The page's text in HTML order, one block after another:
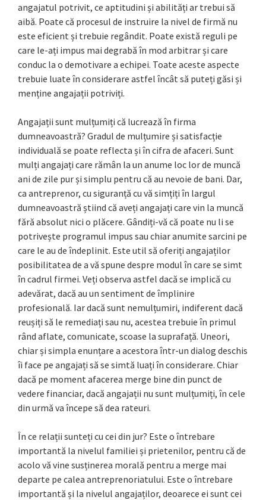
angajatul potrivit, ce aptitudini și abilități ar trebui să
aibă. Poate că procesul de instruire la nivel de firmă nu
este eficient și trebuie regândit. Poate există reguli pe
care le-ați impus mai degrabă în mod arbitrar și care
conduc la o demotivare a echipei. Toate aceste aspecte
trebuie luate în considerare astfel încât să puteți găsi și
menține angajații potriviți.
Angajații sunt mulțumiți că lucrează în firma
dumneavoastră? Gradul de mulțumire și satisfacție
individuală se poate reflecta și în cifra de afaceri. Sunt
mulți angajați care rămân la un anume loc lor de muncă
ani de zile pur și simplu pentru că au nevoie de bani. Dar,
ca antreprenor, cu siguranță cu vă simțiți în largul
dumneavoastră știind că aveți angajați care vin la muncă
fără absolut nici o plăcere. Gândiți-vă că poate nu li se
potrivește programul impus sau chiar anumite sarcini pe
care le au de îndeplinit. Este util să oferiți angajaților
posibilitatea de a vă spune despre modul în care se simt
în cadrul firmei. Veți observa astfel dacă se implică cu
adevărat, dacă au un sentiment de împlinire
profesională. Iar dacă sunt nemulțumiri, indiferent dacă
reușiți să le remediați sau nu, acestea trebuie în primul
rând aflate, comunicate, scoase la suprafață. Uneori,
chiar și simpla enunțare a acestora într-un dialog deschis
îi face pe angajați să se simtă luați în considerare. Chiar
dacă pe moment afacerea merge bine din punct de
vedere financiar, dacă angajații nu sunt mulțumiți, în cele
din urmă va începe să dea rateuri.
În ce relații sunteți cu cei din jur? Este o întrebare
importantă la nivelul familiei și prietenilor, pentru că de
acolo vă vine susținerea morală pentru a merge mai
departe pe calea antreprenoriatului. Este o întrebare
importantă și la nivelul angajaților, deoarece ei sunt cei